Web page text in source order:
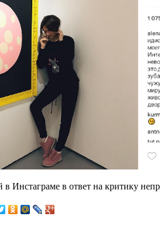
Инстаграме в ответ на критику